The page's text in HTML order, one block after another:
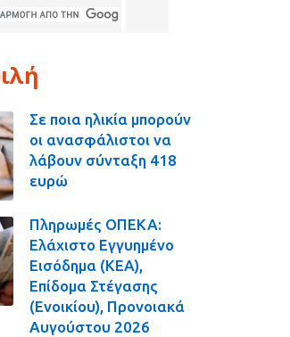
Σε ποια ηλικία μπορούν
οι ανασφάλιστοι να
λάβουν σύνταξη 418
ευρώ
Πληρωμές ΟΠΕΚΑ:
Ελάχιστο Εγγυημένο
Εισόδημα (ΚΕΑ),
Επίδομα Στέγασης
(Ενοικίου), Προνοιακά
Αυγούστου 2026